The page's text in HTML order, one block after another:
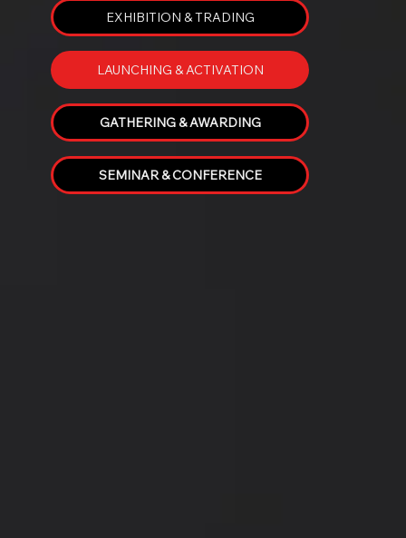
EXHIBITION & TRADING
LAUNCHING & ACTIVATION
GATHERING & AWARDING
SEMINAR & CONFERENCE